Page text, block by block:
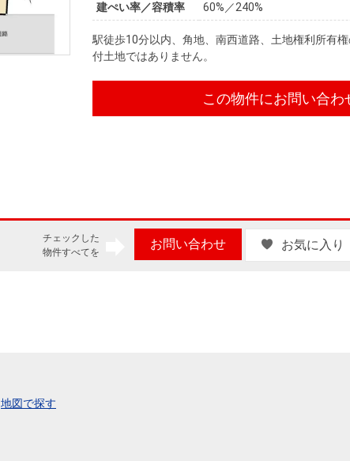
建ぺい率／容積率
60%／240%
駅徒歩10分以内、角地、南西道路、土地権利所有
付土地ではありません。
この物件にお問い合わ
チェックした
物件すべてを
お問い合わせ お気に入り
地図で探す